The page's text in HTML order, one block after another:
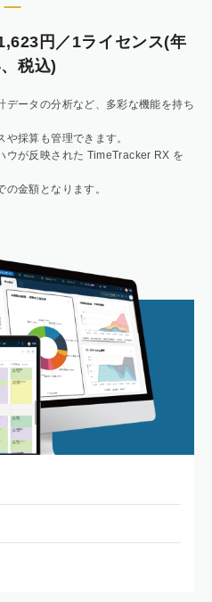
円／1ライセンス(年
税込)
データの分析など、多彩な機能を持ち
採算も管理できます。
ウが反映された TimeTracker RX を
金額となります。